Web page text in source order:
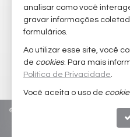
trabalhe conosco
imóveis favoritos
mapa de imóveis
©
analisar como você
gravar informações
formulários.
Ao utilizar esse site, você
de cookies. Para mais
Política de Privacidade.
Você aceita o uso de